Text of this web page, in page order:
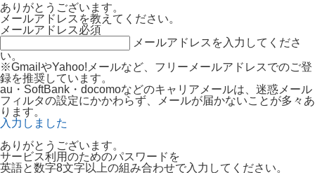
ありがとうございます。
メールアドレスを教えてください。
メールアドレス必須
メールアドレスを入力してくださ
い。
※GmailやYahoo!メールなど、フリーメールアドレスでのご登
録を推奨しています。
au・SoftBank・docomoなどのキャリアメールは、迷惑メール
フィルタの設定にかかわらず、メールが届かないことが多々あ
ります。
入力しました
ありがとうございます。
サービス利用のためのパスワードを
英語と数字8文字以上の組み合わせで入力してください。